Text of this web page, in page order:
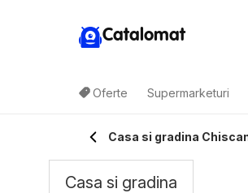
Catalomat
Oferte Supermarketuri
Casa si gradina
Casa si gradina